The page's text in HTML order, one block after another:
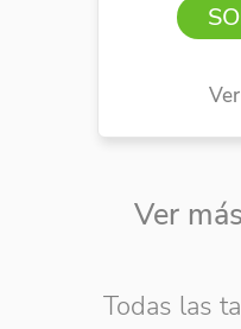
Ver
Todas las